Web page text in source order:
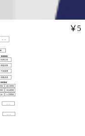
￥5